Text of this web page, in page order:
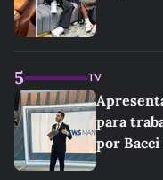
5 TV
para
por Bacci